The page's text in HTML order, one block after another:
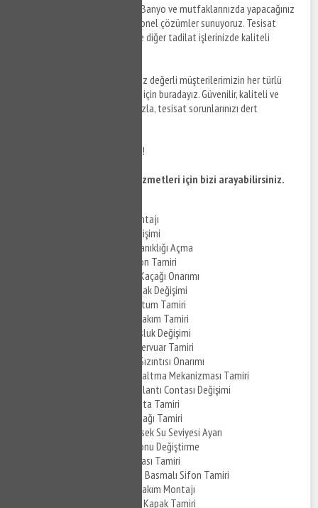
: Banyo ve mutfaklarınızda yapacağınız
yenileme projelerinde profesyonel çözümler sunuyoruz. Tesisat
değişiklikleri, fayans döşeme ve diğer tadilat işlerinizde kaliteli
servisleri, siz değerli müşterilerimizin her türlü
tesisat ihtiyaçlarını karşılamak için buradayız. Güvenilir, kaliteli ve
profesyonel hizmet anlayışımızla, tesisat sorunlarınızı dert
Bize ulaşın, rahat bir nefes alın!
Çatalçeşme klozet tamiri hizmetleri için bizi arayabilirsiniz.
Çatalçeşme Klozet Montajı
Çatalçeşme Klozet Değişimi
Çatalçeşme Klozet Tıkanıklığı Açma
Çatalçeşme Klozet Sifon Tamiri
Çatalçeşme Klozet Su Kaçağı Onarımı
Çatalçeşme Klozet Kapak Değişimi
Çatalçeşme Klozet Hortum Tamiri
Çatalçeşme Klozet İç Takım Tamiri
Çatalçeşme Klozet Musluk Değişimi
Çatalçeşme Klozet Rezervuar Tamiri
Çatalçeşme Klozet Su Sızıntısı Onarımı
Çatalçeşme Klozet Boşaltma Mekanizması Tamiri
Çatalçeşme Klozet Bağlantı Contası Değişimi
Çatalçeşme Klozet Conta Tamiri
Çatalçeşme Klozet Kapağı Tamiri
Çatalçeşme Klozet Yüksek Su Seviyesi Ayarı
Çatalçeşme Klozet Sifonu Değiştirme
Çatalçeşme Klozet Vanası Tamiri
Çatalçeşme Klozet Çift Basmalı Sifon Tamiri
Çatalçeşme Klozet İç Takım Montajı
Çatalçeşme Klozet Üst Kapak Tamiri